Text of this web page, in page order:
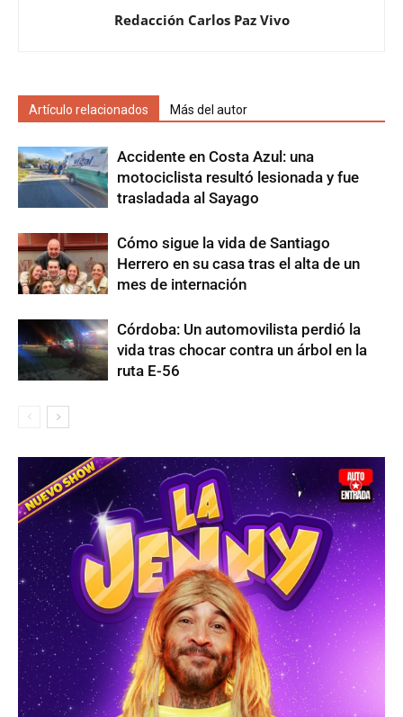
Redacción Carlos Paz Vivo
Artículo relacionados Más del autor
Accidente en Costa Azul: una
motociclista resultó lesionada y fue
trasladada al Sayago
Cómo sigue la vida de Santiago
Herrero en su casa tras el alta de un
mes de internación
Córdoba: Un automovilista perdió la
vida tras chocar contra un árbol en la
ruta E-56